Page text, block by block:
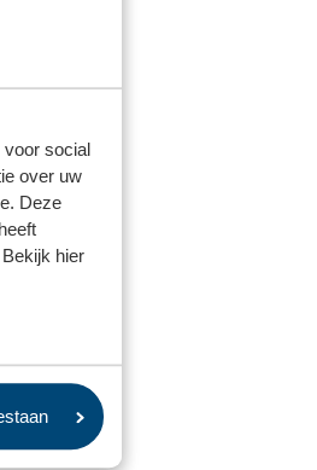
voor social
over uw
Deze
hier